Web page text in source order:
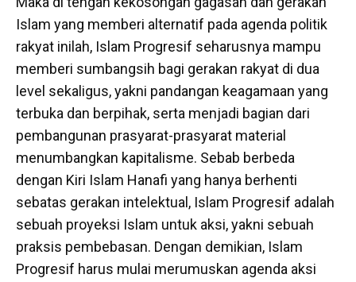
Islam yang memberi alternatif pada agenda politik
rakyat inilah, Islam Progresif seharusnya mampu
memberi sumbangsih bagi gerakan rakyat di dua
level sekaligus, yakni pandangan keagamaan yang
terbuka dan berpihak, serta menjadi bagian dari
pembangunan prasyarat-prasyarat material
menumbangkan kapitalisme. Sebab berbeda
dengan Kiri Islam Hanafi yang hanya berhenti
sebatas gerakan intelektual, Islam Progresif adalah
sebuah proyeksi Islam untuk aksi, yakni sebuah
praksis pembebasan. Dengan demikian, Islam
Progresif harus mulai merumuskan agenda aksi